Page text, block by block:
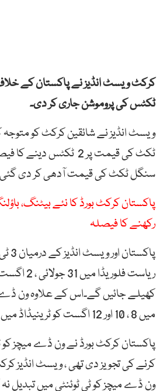
کرکٹ ویسٹ انڈیز نے پاکستان کے
ٹکٹس کی پروموشن جاری کر دی۔
ویسٹ انڈیز نے شائقین کرکٹ کو
ٹکٹ کی قیمت پر 2 ٹکٹس
سنگل ٹکٹ کی قیمت آدھی کر دی
پاکستان کرکٹ بورڈ کا نئے بیٹنگ،
رکھنے کا فیصلہ
کھیلے جائیں گے۔اس کے علاوہ ون
میں 8 ، 10 اور 12 اگست کو ٹرینیڈاڈ میں شیڈولڈ ہیں۔
پاکستان کرکٹ بورڈ نے ون ڈے میچز کو
کرنے کی تجویز دی تھی ، ویسٹ انڈیز
ون ڈے میچز کو ٹی ٹوئنٹی میں تبدیل